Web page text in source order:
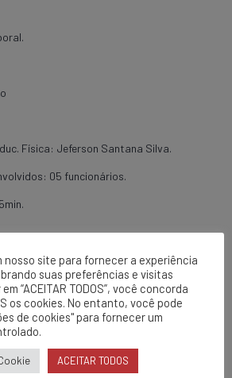
Física: Jeferson Santana Silva.
05 funcionários.
Física: Jeferson Santana Silva.
nosso site para fornecer a experiência
suas preferências e visitas
“ACEITAR TODOS”, você concorda
os cookies. No entanto, você pode
de cookies" para fornecer um
ACEITAR TODOS